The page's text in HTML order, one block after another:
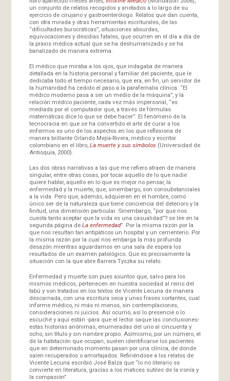
un conjunto de relatos recogidos y anotados a lo largo de su
ejercicio de cirujano y gastroenterólogo. Relatos que dan cuenta,
con otra mirada y otras herramientas escriturales, de las
“dificultades burocráticas”, situaciones absurdas,
equivocaciones y desidias fatales, que ocurren en el día a día de
la praxis médica actual que se ha deshumanizado y se ha
banalizado de manera extrema.
El médico que miraba a los ojos, que indagaba de manera
detallada en la historia personal y familiar del paciente, que le
dedicaba todo el tiempo necesario, que era, en fin, un servidor de
la humanidad ha cedido el paso a la parafernalia clínica. “El
médico moderno pasa a ser un medio de la máquina”, y la
relación médico paciente, cada vez más impersonal, “es
mediada por el computador que, a través de fórmulas
matemáticas dice lo que se debe hacer”. El fenómeno de la
tecnocracia en que se ha convertido el arte de curar a los
enfermos es uno de los aspectos en los que reflexiona de
manera brillante Orlando Mejía-Rivera, médico y escritor
colombiano en el libro, La muerte y sus símbolos(Universidad de
Antioquia, 2000).
Las dos obras narrativas a las que me refiero atraen de manera
singular, entre otras cosas, por tocar aquello de lo que nadie
quiere hablar, aquello en lo que es mejor no pensar, la
enfermedad y la muerte, que, sinembargo, son consubstanciales
a la vida. Pero que, además, adquieren en el hombre, como
único ser de la naturaleza que tiene conciencia del deterioro y la
finitud, una dimensión particular. Sinembargo, “por que nos
cuesta tanto aceptar que la vida es una casualidad”? se lee en la
segunda página de La enfermedad”. Por la misma razón por la
que nos resultan tan antipáticos un hospital y un cementerio. Por
la misma razón por la cual nos embarga la más profunda
desazón mientras aguardamos en una sala de espera los
resultados de un examen patológico. Que es precisamente la
situación con la que abre Barrera Tyszka su relato.
Enfermedad y muerte son pues asuntos que, salvo para los
mismos médicos, pertenecen en nuestra sociedad al reino del
tabú y son tratados en los textos de Vicente Lecuna de manera
descarnada, con una escritura seca y unas frases cortantes, cual
informe médico, ni más ni menos, sin contemplaciones,
consideraciones ni juicios. Así ocurrió, así lo presencié o lo
escuché y aquí están -para que el lector saque las conclusiones-
estas historias anónimas, enumeradas del uno al cincuenta y
ocho, sin título y sin nombre propio. Asímismo, por un número, el
de la habitación que ocupan, suelen identificarse los pacientes
que en determinado momento pasan por una clínica, de donde
salen recuperados o amortajados. Refiriéndose a los relatos de
Vicente Lecuna escribió José Balza que “lo no literario se
convierte en literatura, gracias a los matices sutiles de la ironía y
la compasión”.